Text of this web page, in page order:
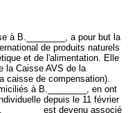
à B.________, a pour but la
de produits naturels
et de l'alimentation. Elle
la Caisse AVS de la
caisse de compensation).
à B.________, en ont
depuis le 11 février
est devenu associé